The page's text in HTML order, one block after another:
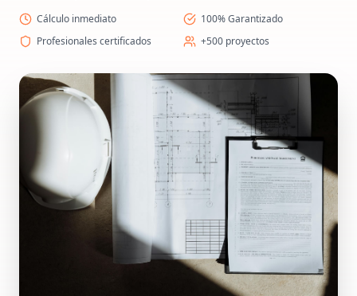
Cálculo inmediato
100% Garantizado
Profesionales certificados
+500 proyectos